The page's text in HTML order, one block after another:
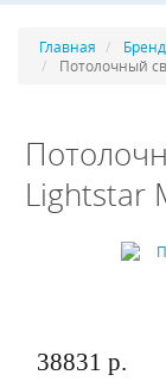
Главная
Потолочный
Lightstar
38831 р.